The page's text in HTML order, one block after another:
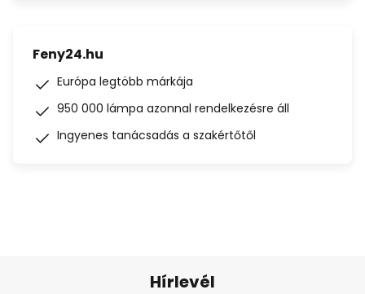
Feny24.hu
Európa legtöbb márkája
950 000 lámpa azonnal rendelkezésre áll
Ingyenes tanácsadás a szakértőtől
Hírlevél